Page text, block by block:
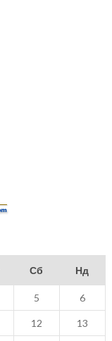
Сб Нд
5 6
12 13